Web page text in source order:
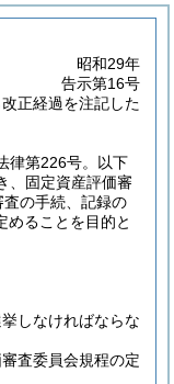
昭和29年
告示第16号
正経過を注記した
律第226号。以下
、固定資産評価審
査の手続、記録の
めることを目的と
しなければならな
査委員会規程の定